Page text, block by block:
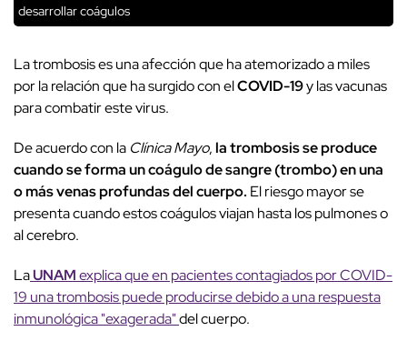
desarrollar coágulos
La trombosis es una afección que ha atemorizado a miles
por la relación que ha surgido con elCOVID-19y las vacunas
para combatir este virus.
De acuerdo con la Clínica Mayo,la trombosis se produce
cuando se forma un coágulo de sangre (trombo) en una
o más venas profundas del cuerpo. El riesgo mayor se
presenta cuando estos coágulos viajan hasta los pulmones o
al cerebro.
LaUNAMexplica que en pacientes contagiados por COVID-
19 una trombosis puede producirse debido a una respuesta
inmunológica "exagerada"del cuerpo.